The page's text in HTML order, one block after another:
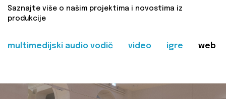
Saznajte više o našim projektima i novostima iz
produkcije
multimedijski audio vodič video igre web